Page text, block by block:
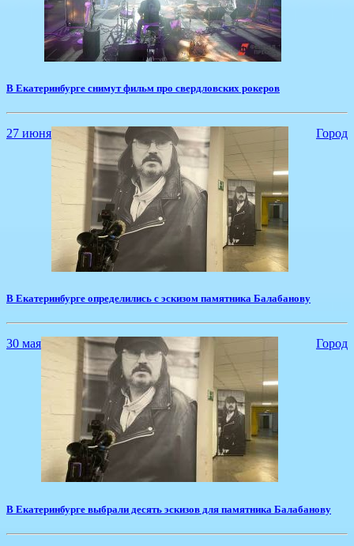
В Екатеринбурге снимут фильм про свердловских рокеров
27 июня Город
​В Екатеринбурге определились с эскизом памятника Балабанову
30 мая Город
​В Екатеринбурге выбрали десять эскизов для памятника Балабанову